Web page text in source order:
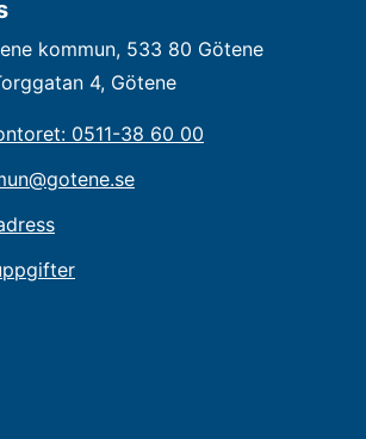
kommun, 533 80 Götene
4, Götene
0511-38 60 00